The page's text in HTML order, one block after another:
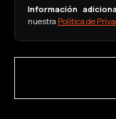
Información
nuestra Política de